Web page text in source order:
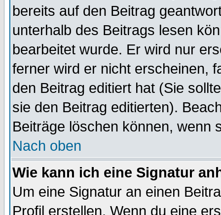
bereits auf den Beitrag
unterhalb des Beitrags lesen
bearbeitet wurde. Er wird nur
ferner wird er nicht erscheinen,
den Beitrag editiert hat (Sie
sie den Beitrag editierten).
Beiträge löschen können, wenn
Nach oben
Wie kann ich eine Signatur
Um eine Signatur an einen
Profil erstellen. Wenn du eine